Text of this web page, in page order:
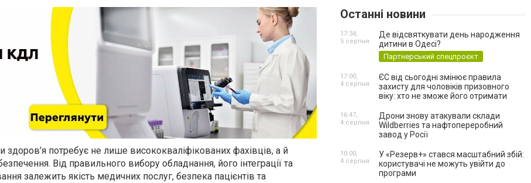
здоров’я потребує не лише висококваліфікованих фахівців, а й
Від правильного вибору обладнання, його інтеграції та
залежить якість медичних послуг, безпека пацієнтів та
Останні новини
Де відсвяткувати день народження
дитини в Одесі?
Партнерський спецпроєкт
17:34,
5 серпня
ЄС від сьогодні змінює правила
захисту для чоловіків призовного
віку: хто не зможе його отримати
17:00,
4 серпня
Дрони знову атакували склади
Wildberries та нафтопереробний
завод у Росії
16:47,
4 серпня
У «Резерв+» стався масштабний збій:
користувачі не можуть увійти до
програми
10:00,
4 серпня